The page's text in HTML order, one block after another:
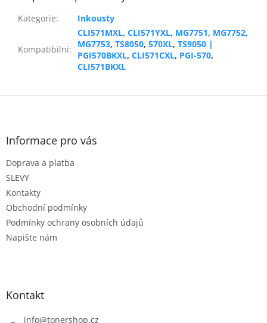
Kategorie: Inkousty
Kompatibilní:
CLI571MXL, CLI571YXL, MG7751, MG7752,
MG7753, TS8050, 570XL, TS9050 |
PGI570BKXL, CLI571CXL, PGI-570,
CLI571BKXL
Z
Informace pro vás
Doprava a platba
SLEVY
Kontakty
Obchodní podmínky
Podmínky ochrany osobních údajů
Napište nám
Kontakt
info@tonershop.cz